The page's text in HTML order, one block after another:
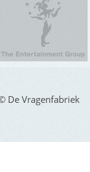
De Vragenfabriek